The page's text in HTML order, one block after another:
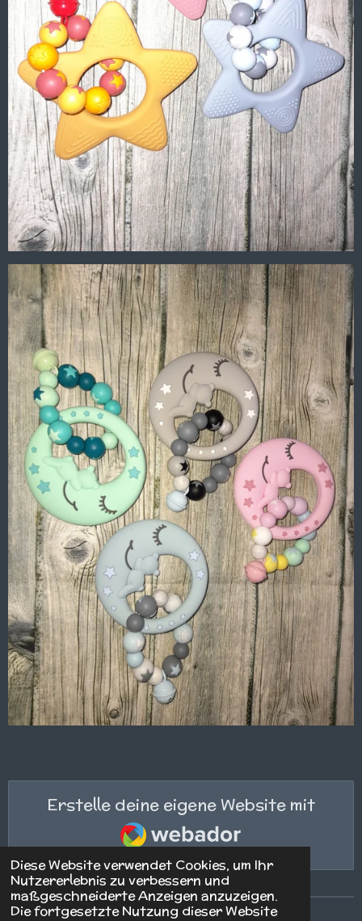
Diese Website verwendet Cookies, um Ihr
Nutzererlebnis zu verbessern und
maßgeschneiderte Anzeigen anzuzeigen.
Die fortgesetzte Nutzung dieser Website
Erstelle deine eigene Website mit
Webador